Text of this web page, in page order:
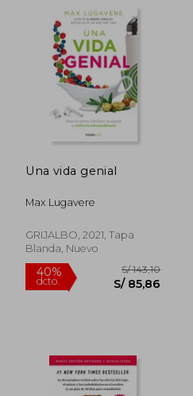
dcto.
Una vida genial
Max Lugavere
GRIJALBO, 2021, Tapa
Blanda, Nuevo